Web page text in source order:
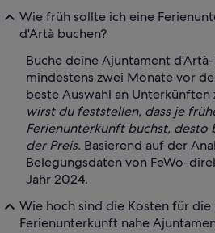
Wie früh sollte ich eine
d'Artà buchen?
Buche deine Ajuntament
mindestens zwei Monate vor
beste Auswahl an Unterkünften
wirst du feststellen, dass je
Ferienunterkunft buchst, desto
der Preis. Basierend auf der
Belegungsdaten von FeWo-
Jahr 2024.
Wie hoch sind die Kosten für
Ferienunterkunft nahe